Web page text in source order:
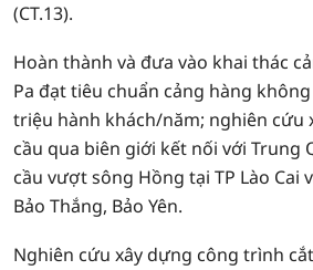
(CT.13).
Hoàn thành và đưa vào khai thác
Pa đạt tiêu chuẩn cảng hàng
triệu hành khách/năm; nghiên cứu
cầu qua biên giới kết nối với Trung
cầu vượt sông Hồng tại TP Lào Cai
Bảo Thắng, Bảo Yên.
Nghiên cứu xây dựng công trình